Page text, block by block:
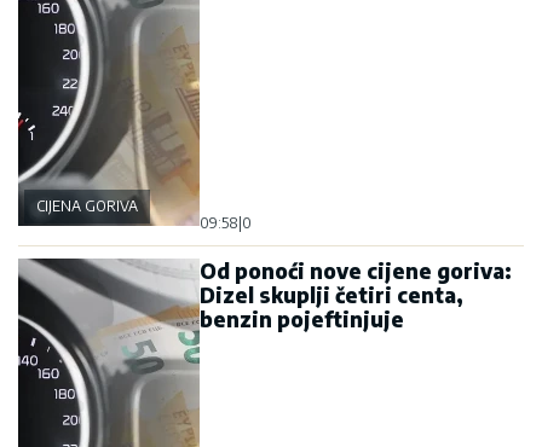
CIJENA GORIVA
09:58 0
Od ponoći nove cijene goriva:
Dizel skuplji četiri centa,
benzin pojeftinjuje